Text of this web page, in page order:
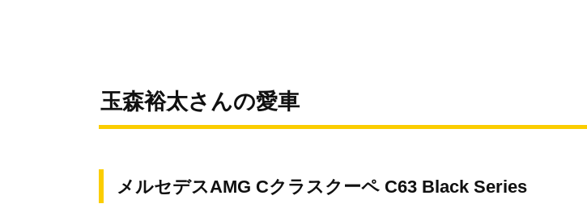
玉森裕太さんの愛車
メルセデスAMG Cクラスクーペ C63 Black Series